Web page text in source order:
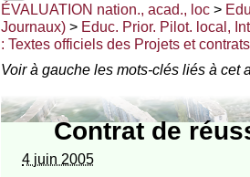
ÉVALUATION nation., acad., loc>
Journaux)> Educ. Prior. Pilot. local,
: Textes officiels des Projets et
Voir à gauche les mots-clés liés à cet
Contrat de
4 juin 2005